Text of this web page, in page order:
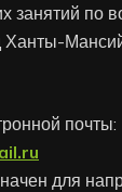
занятий
Ханты-
почты:
для